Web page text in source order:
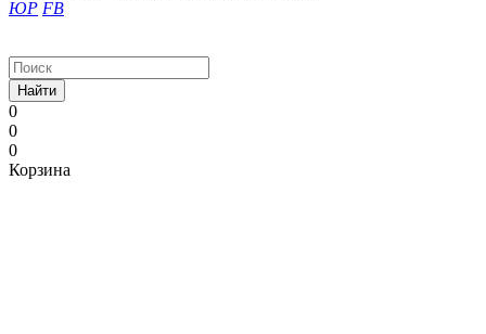
ЮР FB
Найти
0
0
0
Корзина